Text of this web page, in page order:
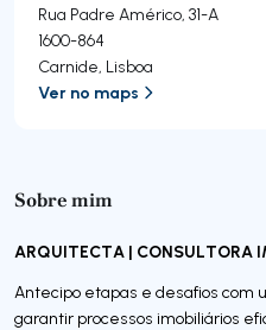
Sobre mim
ARQUITECTA | CONSULTORA
Antecipo etapas e desafios com
garantir processos imobiliários
Rua Padre Américo, 31-A
1600-864
Carnide, Lisboa
Ver no maps